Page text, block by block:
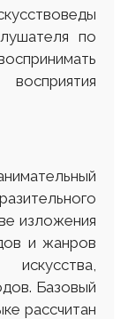
по
изложения
и жанров
Базовый
рассчитан